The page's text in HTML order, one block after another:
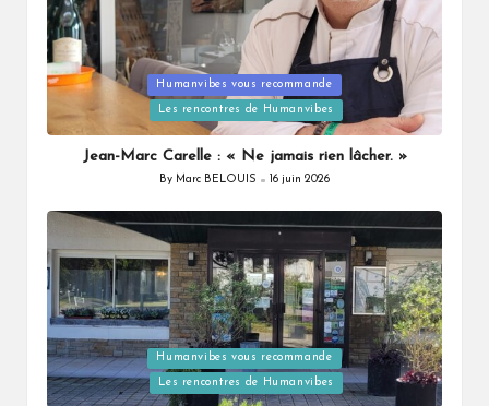
Posted
Humanvibes vous recommande
Les rencontres de Humanvibes
Jean-Marc Carelle : « Ne jamais rien lâcher. »
Posted
By Marc BELOUIS 16 juin 2026
Posted
in
Humanvibes vous recommande
Les rencontres de Humanvibes